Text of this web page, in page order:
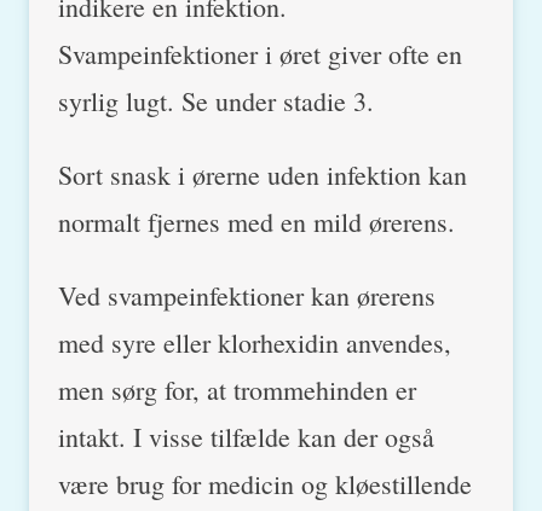
Svampeinfektioner i øret giver ofte en
syrlig lugt. Se under stadie 3.
Sort snask i ørerne uden infektion kan
normalt fjernes med en mild ørerens.
Ved svampeinfektioner kan ørerens
med syre eller klorhexidin anvendes,
men sørg for, at trommehinden er
intakt. I visse tilfælde kan der også
være brug for medicin og kløestillende